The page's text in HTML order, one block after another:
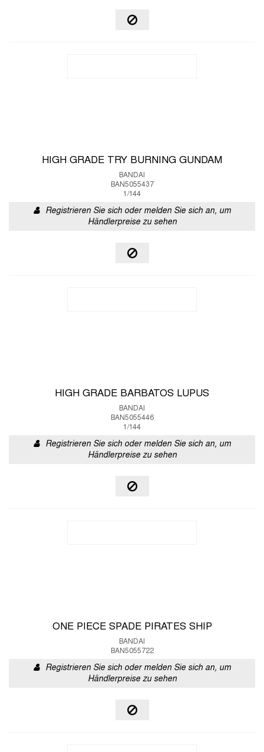
HIGH GRADE TRY BURNING GUNDAM
BANDAI
BAN5055437
1/144
Registrieren Sie sich oder melden Sie sich an, um
Händlerpreise zu sehen
HIGH GRADE BARBATOS LUPUS
BANDAI
BAN5055446
1/144
Registrieren Sie sich oder melden Sie sich an, um
Händlerpreise zu sehen
ONE PIECE SPADE PIRATES SHIP
BANDAI
BAN5055722
Registrieren Sie sich oder melden Sie sich an, um
Händlerpreise zu sehen